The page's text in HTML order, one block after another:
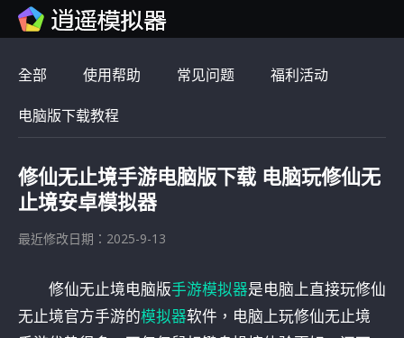
全部 使用帮助 常见问题 福利活动
电脑版下载教程
修仙无止境手游电脑版下载 电脑玩修仙无
止境安卓模拟器
最近修改日期：2025-9-13
修仙无止境电脑版手游模拟器是电脑上直接玩修仙
无止境官方手游的模拟器软件，电脑上玩修仙无止境